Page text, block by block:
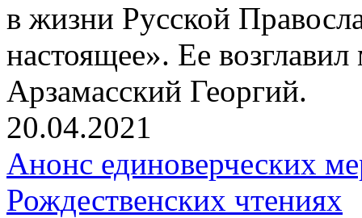
в жизни Русской
настоящее». Ее
Арзамасский Георгий.
20.04.2021
Анонс единоверческих
Рождественских чтениях